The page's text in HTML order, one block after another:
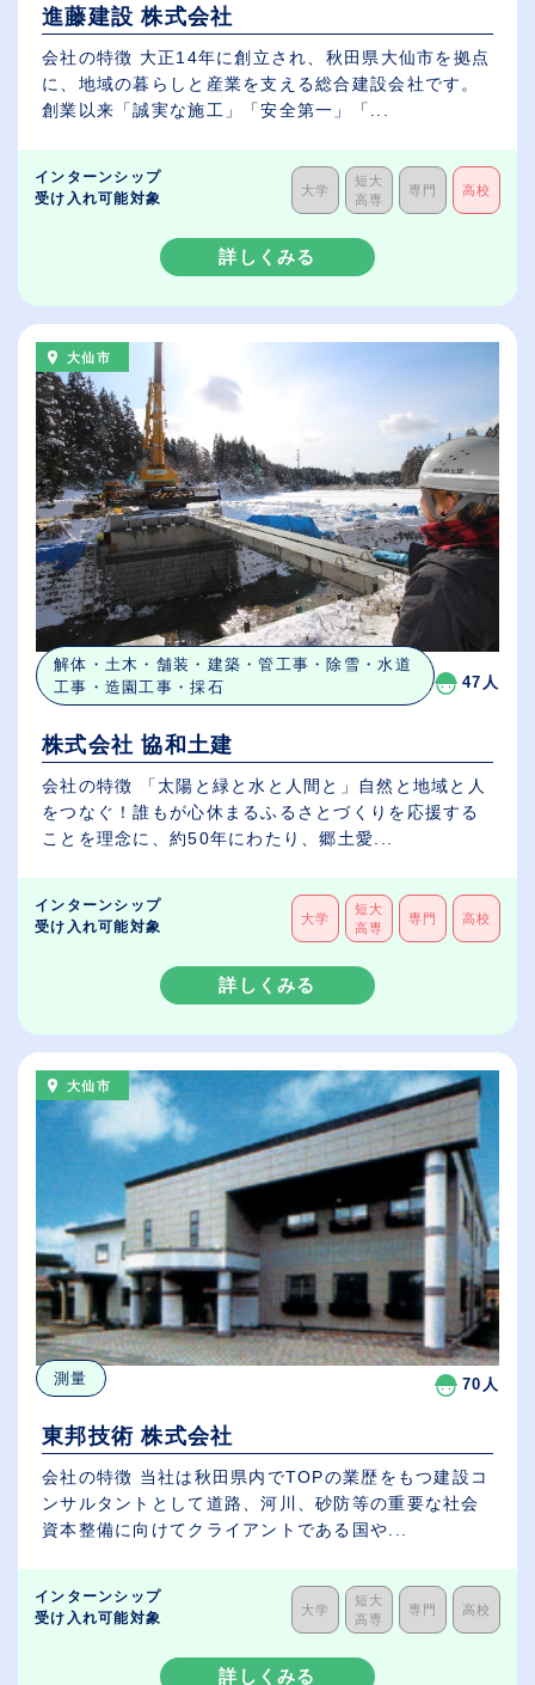
進藤建設 株式会社
会社の特徴 大正14年に創立され、秋田県大仙市を拠点
に、地域の暮らしと産業を支える総合建設会社です。
創業以来「誠実な施工」「安全第一」「...
インターンシップ
受け入れ可能対象
大学
短大
高専
専門 高校
詳しくみる
大仙市
解体・土木・舗装・建築・管工事・除雪・水道
工事・造園工事・採石
47人
株式会社 協和土建
会社の特徴 「太陽と緑と水と人間と」自然と地域と人
をつなぐ！誰もが心休まるふるさとづくりを応援する
ことを理念に、約50年にわたり、郷土愛...
インターンシップ
受け入れ可能対象
大学
短大
高専
専門 高校
詳しくみる
大仙市
測量 70人
東邦技術 株式会社
会社の特徴 当社は秋田県内でTOPの業歴をもつ建設コ
ンサルタントとして道路、河川、砂防等の重要な社会
資本整備に向けてクライアントである国や...
インターンシップ
受け入れ可能対象
大学
短大
高専
専門 高校
詳しくみる